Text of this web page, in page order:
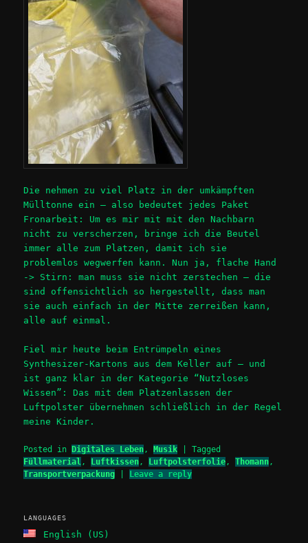
Die nehmen zu viel Platz in der umkämpften
Mülltonne ein – also bedeutet jedes Paket
Fronarbeit: Um es mir mit mit den Nachbarn
nicht zu verscherzen, bringe ich die Beutel
immer alle zum Platzen, damit ich sie
problemlos wegwerfen kann. Nun ja, flache Hand
-> Stirn: man muss sie nicht zerstechen – die
sind offensichtlich so hergestellt, dass man
sie auch einfach in der Mitte zerreißen kann,
alle auf einmal.
Fiel mir heute beim Entrümpeln eines
Synthesizer-Kartons aus dem Keller auf – und
ist ganz klar in der Kategorie “Nutzloses
Wissen”: Das mit dem Platzenlassen der
Luftpolster übernehmen schließlich in der Regel
meine Kinder.
Posted in Digitales Leben,Musik |Tagged
Füllmaterial, Luftkissen, Luftpolsterfolie,Thomann,
Transportverpackung
Leave a reply
LANGUAGES
English (US)